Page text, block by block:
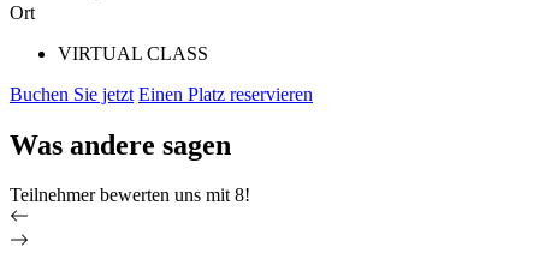
Ort
VIRTUAL CLASS
Buchen Sie jetzt Einen Platz reservieren
Was andere sagen
Teilnehmer bewerten uns mit 8!